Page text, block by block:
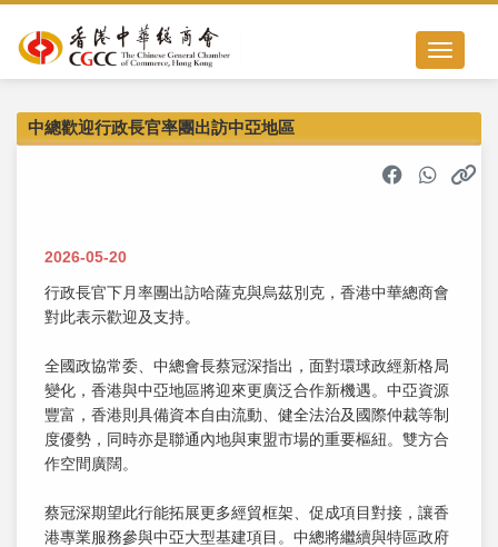
Toggle
中總歡迎行政長官率團出訪中亞地區
2026-05-20
行政長官下月率團出訪哈薩克與烏茲別克，香港中華總商會
對此表示歡迎及支持。
全國政協常委、中總會長蔡冠深指出，面對環球政經新格局
變化，香港與中亞地區將迎來更廣泛合作新機遇。中亞資源
豐富，香港則具備資本自由流動、健全法治及國際仲裁等制
度優勢，同時亦是聯通內地與東盟市場的重要樞紐。雙方合
作空間廣闊。
蔡冠深期望此行能拓展更多經貿框架、促成項目對接，讓香
港專業服務參與中亞大型基建項目。中總將繼續與特區政府